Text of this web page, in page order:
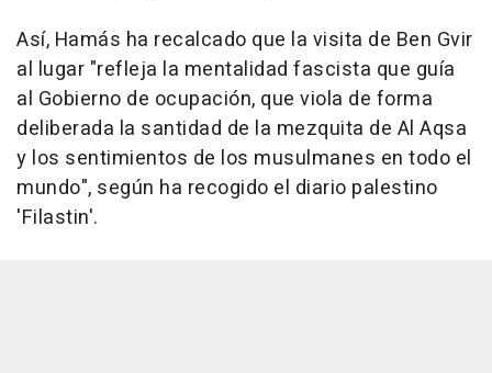
Así, Hamás ha recalcado que la visita de Ben Gvir
al lugar "refleja la mentalidad fascista que guía
al Gobierno de ocupación, que viola de forma
deliberada la santidad de la mezquita de Al Aqsa
y los sentimientos de los musulmanes en todo el
mundo", según ha recogido el diario palestino
'Filastin'.